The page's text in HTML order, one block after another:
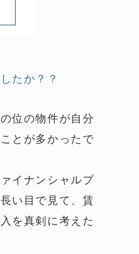
たか？？
位の物件が自分
とが多かったで
イナンシャルプ
い目で見て、賃
を真剣に考えた